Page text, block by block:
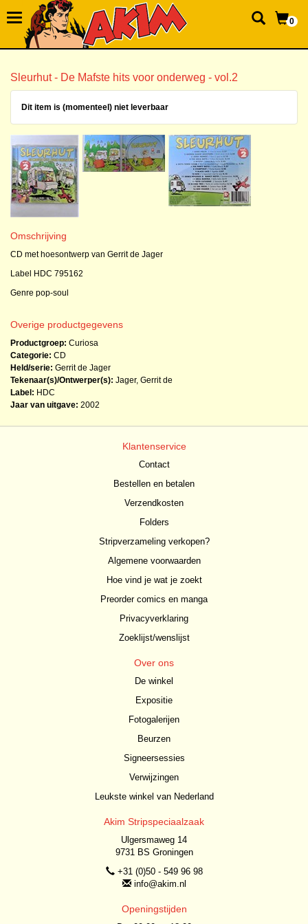
0
Sleurhut - De Mafste hits voor onderweg - vol.2
Dit item is (momenteel) niet leverbaar
Omschrijving
CD met hoesontwerp van Gerrit de Jager
Label HDC 795162
Genre pop-soul
Overige productgegevens
Productgroep: Curiosa
Categorie: CD
Held/serie: Gerrit de Jager
Tekenaar(s)/Ontwerper(s): Jager, Gerrit de
Label: HDC
Jaar van uitgave: 2002
Klantenservice
Contact
Bestellen en betalen
Verzendkosten
Folders
Stripverzameling verkopen?
Algemene voorwaarden
Hoe vind je wat je zoekt
Preorder comics en manga
Privacyverklaring
Zoeklijst/wenslijst
Over ons
De winkel
Expositie
Fotogalerijen
Beurzen
Signeersessies
Verwijzingen
Leukste winkel van Nederland
Akim Stripspeciaalzaak
Ulgersmaweg 14
9731 BS Groningen
+31 (0)50 - 549 96 98
info@akim.nl
Openingstijden